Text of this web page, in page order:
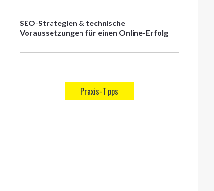
SEO-Strategien & technische
Voraussetzungen für einen Online-Erfolg
Praxis-Tipps